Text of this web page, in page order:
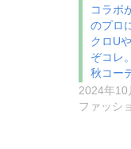
コラボ
のプロ
クロU
ぞコレ
秋コー
2024年10
ファッシ